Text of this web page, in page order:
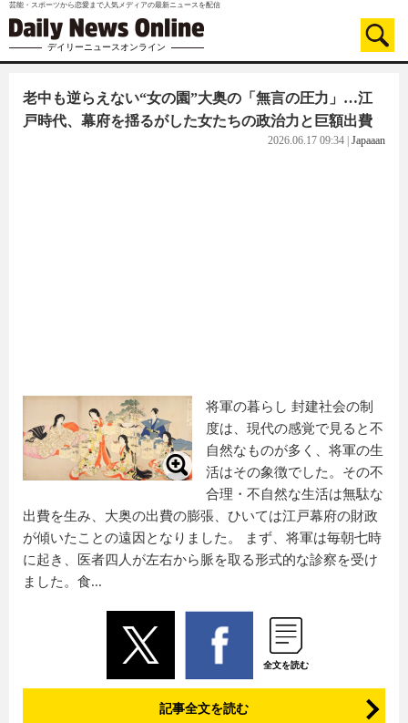
芸能・スポーツから恋愛まで人気メディアの最新ニュースを配信
デイリーニュースオンライン
老中も逆らえない“女の園”大奥の「無言の圧力」…江
戸時代、幕府を揺るがした女たちの政治力と巨額出費
2026.06.17 09:34 Japaaan
将軍の暮らし 封建社会の制
度は、現代の感覚で見ると不
自然なものが多く、将軍の生
活はその象徴でした。その不
合理・不自然な生活は無駄な
出費を生み、大奥の出費の膨張、ひいては江戸幕府の財政
が傾いたことの遠因となりました。 まず、将軍は毎朝七時
に起き、医者四人が左右から脈を取る形式的な診察を受け
ました。食...
全文を読む
記事全文を読む